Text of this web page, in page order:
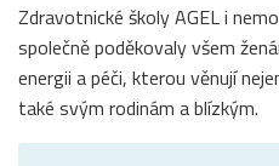
Zdravotnické školy AGEL i
společně poděkovaly všem
energii a péči, kterou věnují
také svým rodinám a blízkým.